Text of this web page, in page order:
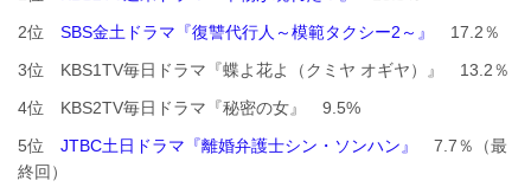
2位 SBS金土ドラマ『復讐代行人～模範タクシー2～』
17.2％
3位 KBS1TV毎日ドラマ『蝶よ花よ（クミヤ オギヤ）』 13.2％
4位 KBS2TV毎日ドラマ『秘密の女』 9.5%
5位 JTBC土日ドラマ『離婚弁護士シン・ソンハン』
7.7％（最
終回）